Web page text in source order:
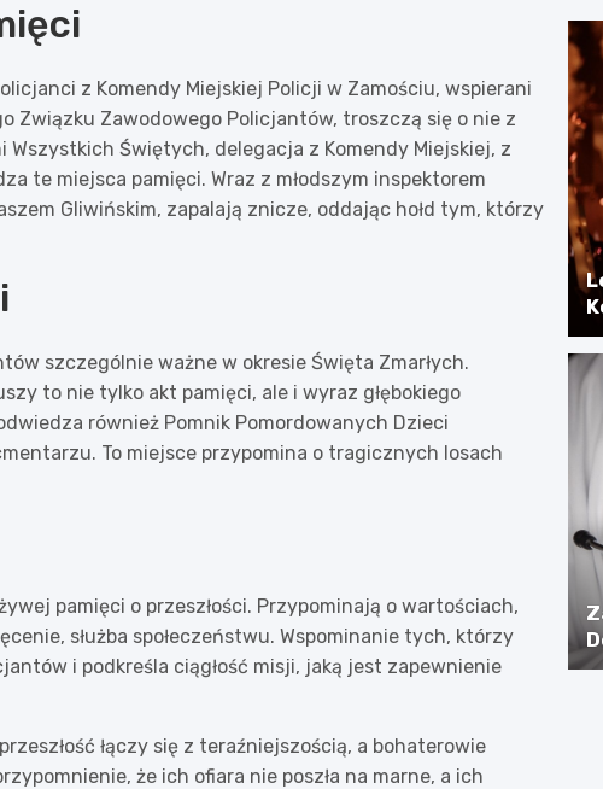
z Komendy Miejskiej Policji w Zamościu, wspierani
Związku Zawodowego Policjantów, troszczą się o nie z
Świętych, delegacja z Komendy Miejskiej, z
te miejsca pamięci. Wraz z młodszym inspektorem
Gliwińskim, zapalają znicze, oddając hołd tym, którzy
szczególnie ważne w okresie Święta Zmarłych.
to nie tylko akt pamięci, ale i wyraz głębokiego
również Pomnik Pomordowanych Dzieci
To miejsce przypomina o tragicznych losach
pamięci o przeszłości. Przypominają o wartościach,
służba społeczeństwu. Wspominanie tych, którzy
i podkreśla ciągłość misji, jaką jest zapewnienie
łączy się z teraźniejszością, a bohaterowie
że ich ofiara nie poszła na marne, a ich